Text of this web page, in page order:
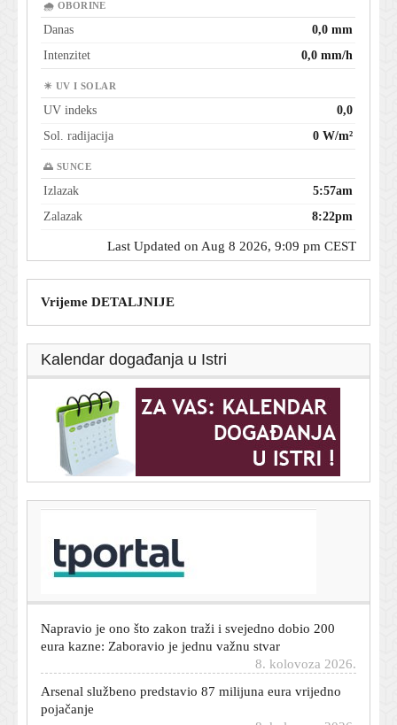
🌧 OBORINE
Danas
0,0 mm
Intenzitet
0,0 mm/h
☀ UV I SOLAR
UV indeks
0,0
Sol. radijacija
0 W/m²
🌅 SUNCE
Izlazak
5:57am
Zalazak
8:22pm
Last Updated on Aug 8 2026, 9:09 pm CEST
Vrijeme DETALJNIJE
Kalendar događanja u Istri
Gotovo je nakon sedam godina: Milan i Bennacer
službeno završili suradnju
eura kazne: Zaboravio je jednu važnu stvar
8. kolovoza 2026.
pojačanje